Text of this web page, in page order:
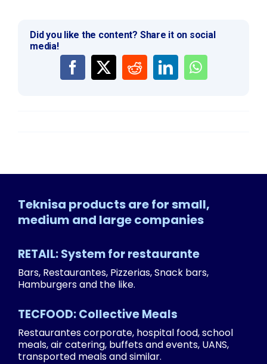
Did you like the content? Share it on social
media!
Teknisa products are for small,
medium and large companies
RETAIL: System for restaurante
Bars, Restaurantes, Pizzerias, Snack bars,
Hamburgers and the like.
TECFOOD: Collective Meals
Restaurantes corporate, hospital food, school
meals, air catering, buffets and events, UANS,
transported meals and similar.